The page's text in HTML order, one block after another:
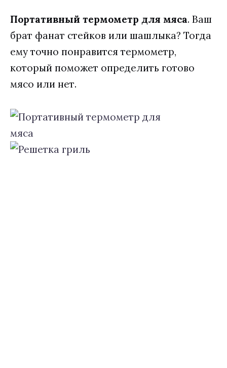
Портативный термометр для мяса. Ваш
брат фанат стейков или шашлыка? Тогда
ему точно понравится термометр,
который поможет определить готово
мясо или нет.